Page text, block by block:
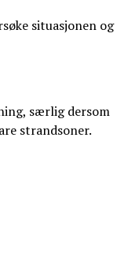
situasjonen og
særlig dersom
strandsoner.